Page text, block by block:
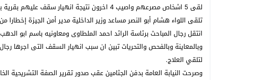
لقى 5 اشخاص مصرعهم واصيب 4 اخرون نتيجة انهيار سقف عليهم بقرية برويش التابعة لمركز العياط فى جنوب محافظة الجيزة
انتقل رجال المباحث برئاسة الرائد احمد الملطاوى ومعاونيه باسم
وبالمعاينة وبالفحص والتحريات تبين ان سبب انهيار السقف التى اجرها
لتلقي العلاج.
وصرحت النيابة العامة بدفن الجثامين عقب صدور تقرير الصفة